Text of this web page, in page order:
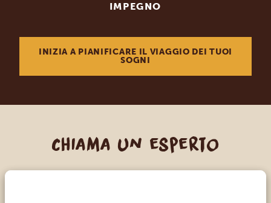
IMPEGNO
INIZIA A PIANIFICARE IL VIAGGIO DEI TUOI
SOGNI
Chiama un esperto
I NOSTRI SPECIALISTI SONO QUI PER TE